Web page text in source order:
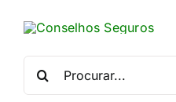
content
por: